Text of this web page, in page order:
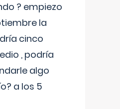
? empiezo
la
cinco
, podría
algo
a los 5